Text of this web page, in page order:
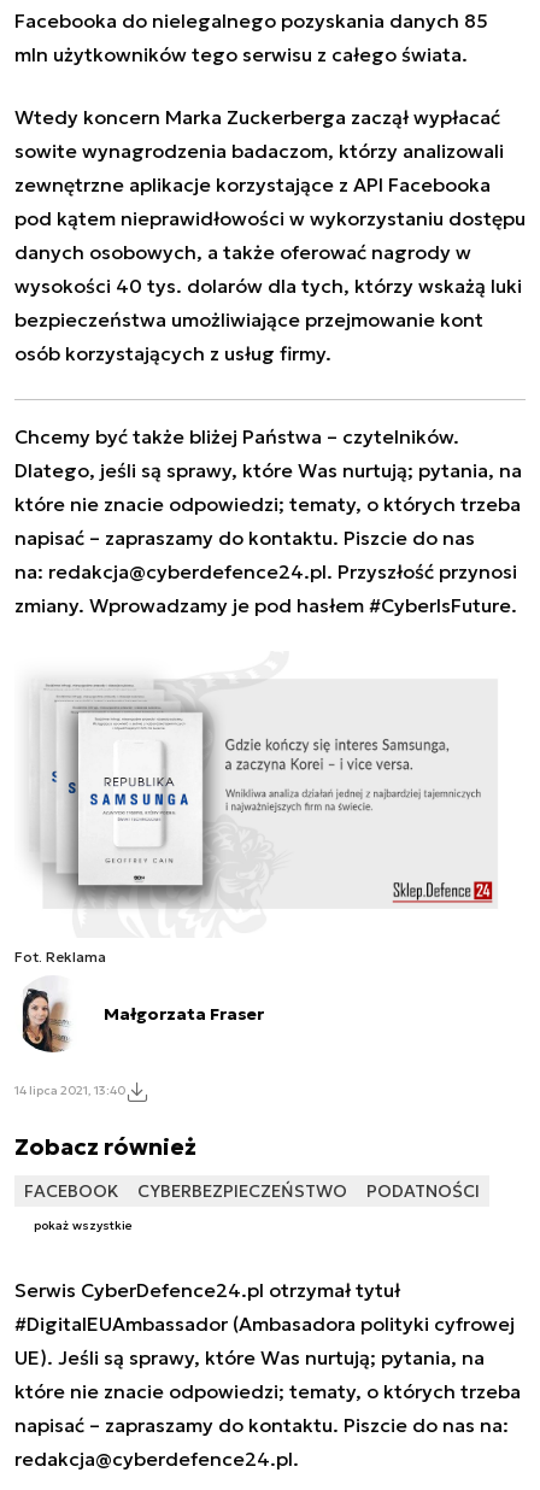
Facebooka do nielegalnego pozyskania danych 85
mln użytkowników tego serwisu z całego świata.
Wtedy koncern Marka Zuckerberga zaczął wypłacać
sowite wynagrodzenia badaczom, którzy analizowali
zewnętrzne aplikacje korzystające z API Facebooka
pod kątem nieprawidłowości w wykorzystaniu dostępu
danych osobowych, a także oferować nagrody w
wysokości 40 tys. dolarów dla tych, którzy wskażą luki
bezpieczeństwa umożliwiające przejmowanie kont
osób korzystających z usług firmy.
Chcemy być także bliżej Państwa – czytelników.
Dlatego, jeśli są sprawy, które Was nurtują; pytania, na
które nie znacie odpowiedzi; tematy, o których trzeba
napisać – zapraszamy do kontaktu. Piszcie do nas
na: redakcja@cyberdefence24.pl. Przyszłość przynosi
zmiany. Wprowadzamy je pod hasłem #CyberIsFuture.
Fot. Reklama
Małgorzata Fraser
14 lipca 2021, 13:40
Zobacz również
FACEBOOK CYBERBEZPIECZEŃSTWO PODATNOŚCI
pokaż wszystkie
Serwis CyberDefence24.pl otrzymał tytuł
#DigitalEUAmbassador (Ambasadora polityki cyfrowej
UE). Jeśli są sprawy, które Was nurtują; pytania, na
które nie znacie odpowiedzi; tematy, o których trzeba
napisać – zapraszamy do kontaktu. Piszcie do nas na:
redakcja@cyberdefence24.pl.